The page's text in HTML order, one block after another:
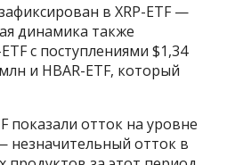
в XRP-ETF —
динамика также
с поступлениями $1,34
и HBAR-ETF, который
показали отток на уровне
незначительный отток в